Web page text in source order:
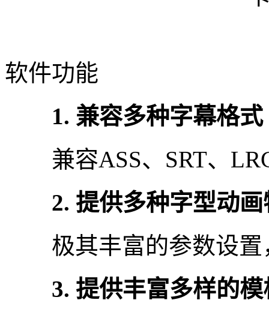
软件功能
1. 兼容多种字幕格式
兼容ASS、SRT、
2. 提供多种字型动画
极其丰富的参数设置
3. 提供丰富多样的模